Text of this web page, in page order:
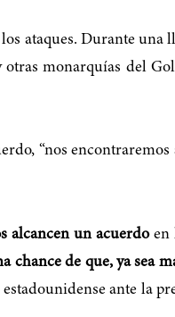
ataques. Durante una
monarquías del
“nos
alcancen un acuerdoen
chance de que, ya sea
estadounidense ante la